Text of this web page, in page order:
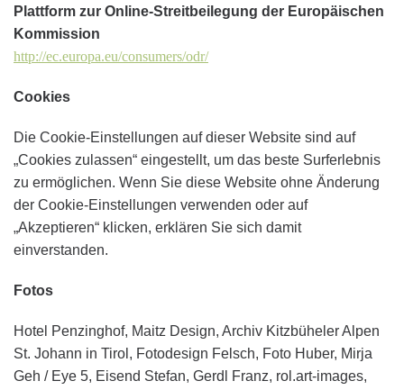
Plattform zur Online-Streitbeilegung der Europäischen
Kommission
http://ec.europa.eu/consumers/odr/
Cookies
Die Cookie-Einstellungen auf dieser Website sind auf
„Cookies zulassen“ eingestellt, um das beste Surferlebnis
zu ermöglichen. Wenn Sie diese Website ohne Änderung
der Cookie-Einstellungen verwenden oder auf
„Akzeptieren“ klicken, erklären Sie sich damit
einverstanden.
Fotos
Hotel Penzinghof, Maitz Design, Archiv Kitzbüheler Alpen
St. Johann in Tirol, Fotodesign Felsch, Foto Huber, Mirja
Geh / Eye 5, Eisend Stefan, Gerdl Franz, rol.art-images,